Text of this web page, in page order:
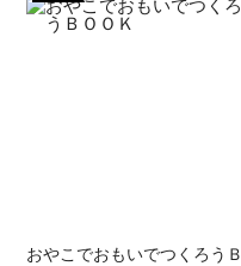
おやこでおもいでつくろうＢ